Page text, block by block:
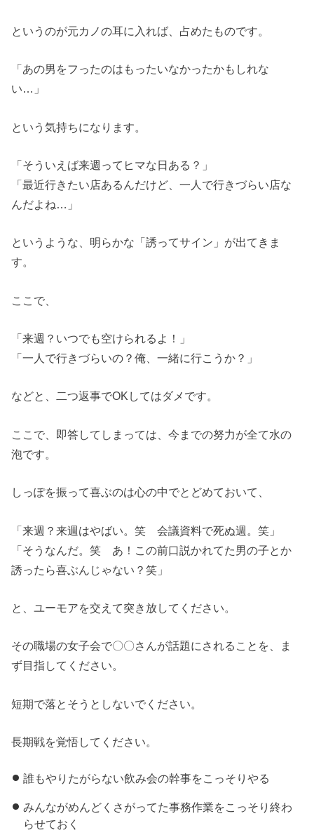
というのが元カノの耳に入れば、占めたものです。
「あの男をフったのはもったいなかったかもしれな
い…」
という気持ちになります。
「そういえば来週ってヒマな日ある？」
「最近行きたい店あるんだけど、一人で行きづらい店な
んだよね…」
というような、明らかな「誘ってサイン」が出てきま
す。
ここで、
「来週？いつでも空けられるよ！」
「一人で行きづらいの？俺、一緒に行こうか？」
などと、二つ返事でOKしてはダメです。
ここで、即答してしまっては、今までの努力が全て水の
泡です。
しっぽを振って喜ぶのは心の中でとどめておいて、
「来週？来週はやばい。笑 会議資料で死ぬ週。笑」
「そうなんだ。笑 あ！この前口説かれてた男の子とか
誘ったら喜ぶんじゃない？笑」
と、ユーモアを交えて突き放してください。
その職場の女子会で〇〇さんが話題にされることを、ま
ず目指してください。
短期で落とそうとしないでください。
長期戦を覚悟してください。
誰もやりたがらない飲み会の幹事をこっそりやる
みんながめんどくさがってた事務作業をこっそり終わ
らせておく